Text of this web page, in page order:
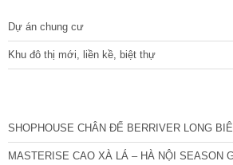
Dự án chung cư
Khu đô thị mới, liền kề, biệt thự
SHOPHOUSE CHÂN ĐẾ BERRIVER LONG
MASTERISE CAO XÀ LÁ – HÀ NỘI SEASON